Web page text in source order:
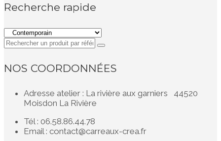
Recherche rapide
NOS COORDONNÉES
Adresse atelier : La rivière aux garniers 44520
Moisdon La Rivière
Tél : 06.58.86.44.78
Email : contact@carreaux-crea.fr